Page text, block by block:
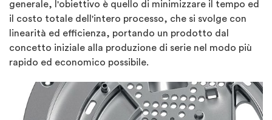
generale, l'obiettivo è quello di minimizzare il tempo ed
il costo totale dell'intero processo, che si svolge con
linearità ed efficienza, portando un prodotto dal
concetto iniziale alla produzione di serie nel modo più
rapido ed economico possibile.